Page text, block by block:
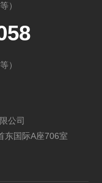
）
）
公司
东国际A座706室